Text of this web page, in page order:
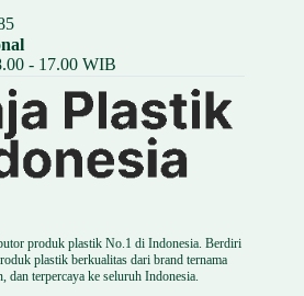
- 17.00 WIB
produk plastik No.1 di Indonesia. Berdiri
plastik berkualitas dari brand ternama
dan terpercaya ke seluruh Indonesia.